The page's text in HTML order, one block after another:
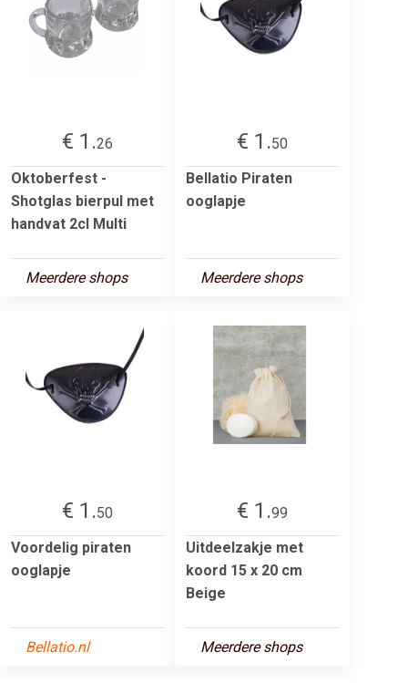
€ 1.26
Oktoberfest -
Shotglas bierpul met
handvat 2cl Multi
Meerdere shops
€ 1.50
Bellatio Piraten
ooglapje
Meerdere shops
€ 1.50
Voordelig piraten
ooglapje
Bellatio.nl
€ 1.99
Uitdeelzakje met
koord 15 x 20 cm
Beige
Meerdere shops